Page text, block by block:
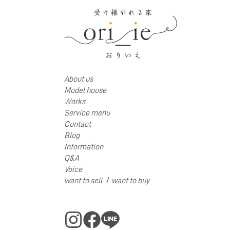
About us
Model house
Works
Service menu
Contact
Blog
Information
Q&A
Voice
want to sell / want to buy